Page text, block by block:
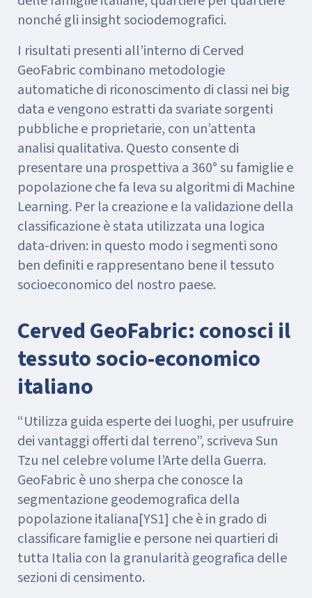
nonché gli insight sociodemografici.
I risultati presenti all’interno di Cerved
GeoFabric combinano metodologie
automatiche di riconoscimento di classi nei big
data e vengono estratti da svariate sorgenti
pubbliche e proprietarie, con un’attenta
analisi qualitativa. Questo consente di
presentare una prospettiva a 360° su famiglie e
popolazione che fa leva su algoritmi di Machine
Learning. Per la creazione e la validazione della
classificazione è stata utilizzata una logica
data-driven: in questo modo i segmenti sono
ben definiti e rappresentano bene il tessuto
socioeconomico del nostro paese.
Cerved GeoFabric: conosci il
tessuto socio-economico
italiano
“Utilizza guida esperte dei luoghi, per usufruire
dei vantaggi offerti dal terreno”, scriveva Sun
Tzu nel celebre volume l’Arte della Guerra.
GeoFabric è uno sherpa che conosce la
segmentazione geodemografica della
popolazione italiana[YS1] che è in grado di
classificare famiglie e persone nei quartieri di
tutta Italia con la granularità geografica delle
sezioni di censimento.